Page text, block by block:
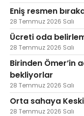
Eniş resmen
28 Temmuz 2026 Salı
Ücreti oda
28 Temmuz 2026 Salı
Birinden Ömer’in
bekliyorlar
28 Temmuz 2026 Salı
Orta sahaya
28 Temmuz 2026 Salı